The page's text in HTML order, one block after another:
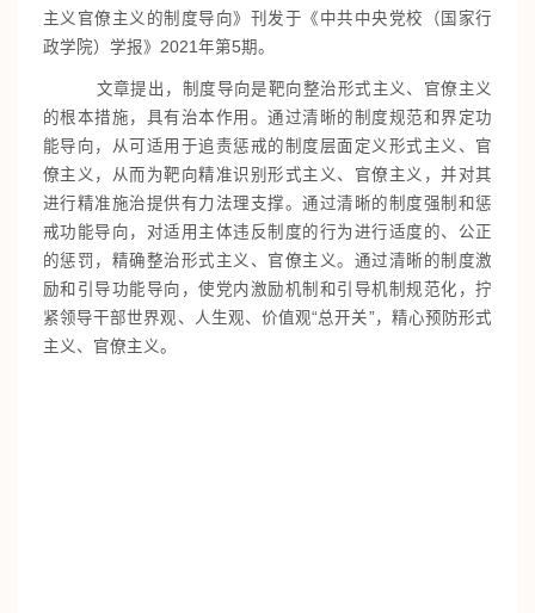
主义官僚主义的制度导向》刊发于《中共中央党校（国家行
政学院）学报》2021年第5期。
文章提出，制度导向是靶向整治形式主义、官僚主义
的根本措施，具有治本作用。通过清晰的制度规范和界定功
能导向，从可适用于追责惩戒的制度层面定义形式主义、官
僚主义，从而为靶向精准识别形式主义、官僚主义，并对其
进行精准施治提供有力法理支撑。通过清晰的制度强制和惩
戒功能导向，对适用主体违反制度的行为进行适度的、公正
的惩罚，精确整治形式主义、官僚主义。通过清晰的制度激
励和引导功能导向，使党内激励机制和引导机制规范化，拧
紧领导干部世界观、人生观、价值观“总开关”，精心预防形式
主义、官僚主义。